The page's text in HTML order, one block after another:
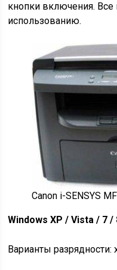
кнопки включения.
использованию.
Canon i-SENSYS
Windows XP / Vista / 7 /
Варианты разрядности: